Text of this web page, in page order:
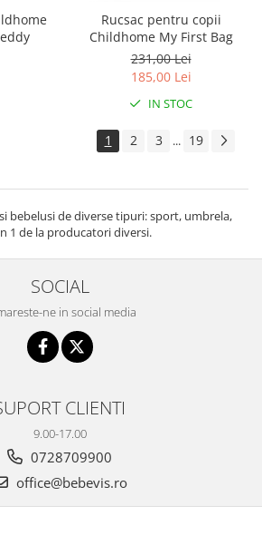
Rucsac pentru copii
Childhome My First Bag
231,00 Lei
185,00 Lei
IN STOC
1 2 3 ... 19
bebelusi de diverse tipuri: sport, umbrela,
1 de la producatori diversi.
SOCIAL
ne in social media
CLIENTI
9.00-17.00
0728709900
office@bebevis.ro